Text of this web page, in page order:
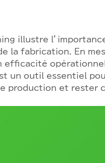
illustre
la fabrication. En
efficacité
un outil essentiel
production et rester